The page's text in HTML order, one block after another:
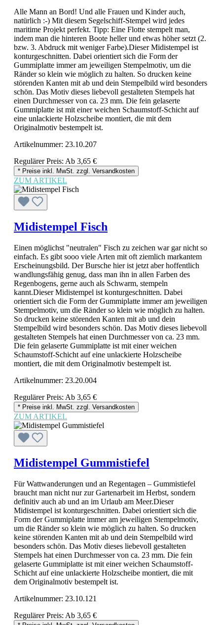
Alle Mann an Bord! Und alle Frauen und Kinder auch,
natürlich :-) Mit diesem Segelschiff-Stempel wird jedes
maritime Projekt perfekt. Tipp: Eine Flotte stempelt man,
indem man die hinteren Boote heller und etwas höher setzt (2.
bzw. 3. Abdruck mit weniger Farbe).Dieser Midistempel ist
konturgeschnitten. Dabei orientiert sich die Form der
Gummiplatte immer am jeweiligen Stempelmotiv, um die
Ränder so klein wie möglich zu halten. So drucken keine
störenden Kanten mit ab und dein Stempelbild wird besonders
schön. Das Motiv dieses liebevoll gestalteten Stempels hat
einen Durchmesser von ca. 23 mm. Die fein gelaserte
Gummiplatte ist mit einer weichen Schaumstoff-Schicht auf
eine unlackierte Holzscheibe montiert, die mit dem
Originalmotiv bestempelt ist.
Artikelnummer: 23.10.207
Regulärer Preis: Ab 3,65 €
* Preise inkl. MwSt. zzgl. Versandkosten
ZUM ARTIKEL
Midistempel Fisch
Einen möglichst "neutralen" Fisch zu zeichen war gar nicht so
einfach. Es gibt sooo viele Arten mit oft ziemlich markantem
Erscheinungsbild. Der Bursche hier ist jetzt aber hoffentlich
wandlungsfähig genug, dass man ihn in allen Farben des
Regenbogens, gerne auch als Schwarm, stempeln
kannt.Dieser Midistempel ist konturgeschnitten. Dabei
orientiert sich die Form der Gummiplatte immer am jeweiligen
Stempelmotiv, um die Ränder so klein wie möglich zu halten.
So drucken keine störenden Kanten mit ab und dein
Stempelbild wird besonders schön. Das Motiv dieses liebevoll
gestalteten Stempels hat einen Durchmesser von ca. 23 mm.
Die fein gelaserte Gummiplatte ist mit einer weichen
Schaumstoff-Schicht auf eine unlackierte Holzscheibe
montiert, die mit dem Originalmotiv bestempelt ist.
Artikelnummer: 23.20.004
Regulärer Preis: Ab 3,65 €
* Preise inkl. MwSt. zzgl. Versandkosten
ZUM ARTIKEL
Midistempel Gummistiefel
Für Wattwanderungen und an Regentagen – Gummistiefel
braucht man nicht nur zur Gartenarbeit im Herbst, sondern
definitiv auch ab und an im Urlaub am Meer.Dieser
Midistempel ist konturgeschnitten. Dabei orientiert sich die
Form der Gummiplatte immer am jeweiligen Stempelmotiv,
um die Ränder so klein wie möglich zu halten. So drucken
keine störenden Kanten mit ab und dein Stempelbild wird
besonders schön. Das Motiv dieses liebevoll gestalteten
Stempels hat einen Durchmesser von ca. 23 mm. Die fein
gelaserte Gummiplatte ist mit einer weichen Schaumstoff-
Schicht auf eine unlackierte Holzscheibe montiert, die mit
dem Originalmotiv bestempelt ist.
Artikelnummer: 23.10.121
Regulärer Preis: Ab 3,65 €